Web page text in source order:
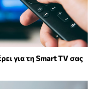
για τη Smart TV σας